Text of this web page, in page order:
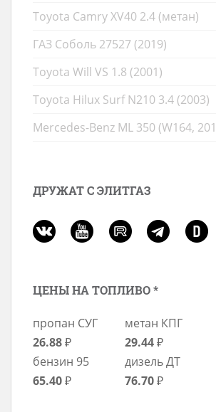
Toyota Camry XV40 2.4 (метан)
ГАЗ Соболь 27527 (2019)
Toyota Will VS 1.8 (2001)
Toyota Hilux Surf N210 3.4 (2003)
Mercedes-Benz ML 350 (W164,
ДРУЖАТ С ЭЛИТГАЗ
ЦЕНЫ НА ТОПЛИВО *
пропан СУГ
26.88₽
метан КПГ
29.44₽
бензин 95
65.40₽
дизель ДТ
76.70₽